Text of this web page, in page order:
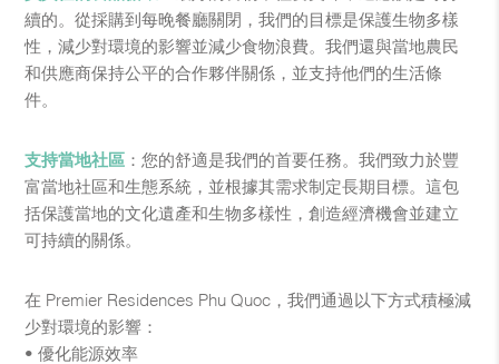
續的。從採購到每晚餐廳關閉，我們的目標是保護生物多樣
性，減少對環境的影響並減少食物浪費。我們還與當地農民
和供應商保持公平的合作夥伴關係，並支持他們的生活條
件。
支持當地社區 ：您的舒適是我們的首要任務。我們致力於豐
富當地社區和生態系統，並根據其需求制定長期目標。這包
括保護當地的文化遺產和生物多樣性，創造經濟機會並建立
可持續的關係。
在 Premier Residences Phu Quoc，我們通過以下方式積極減
少對環境的影響：
• 優化能源效率